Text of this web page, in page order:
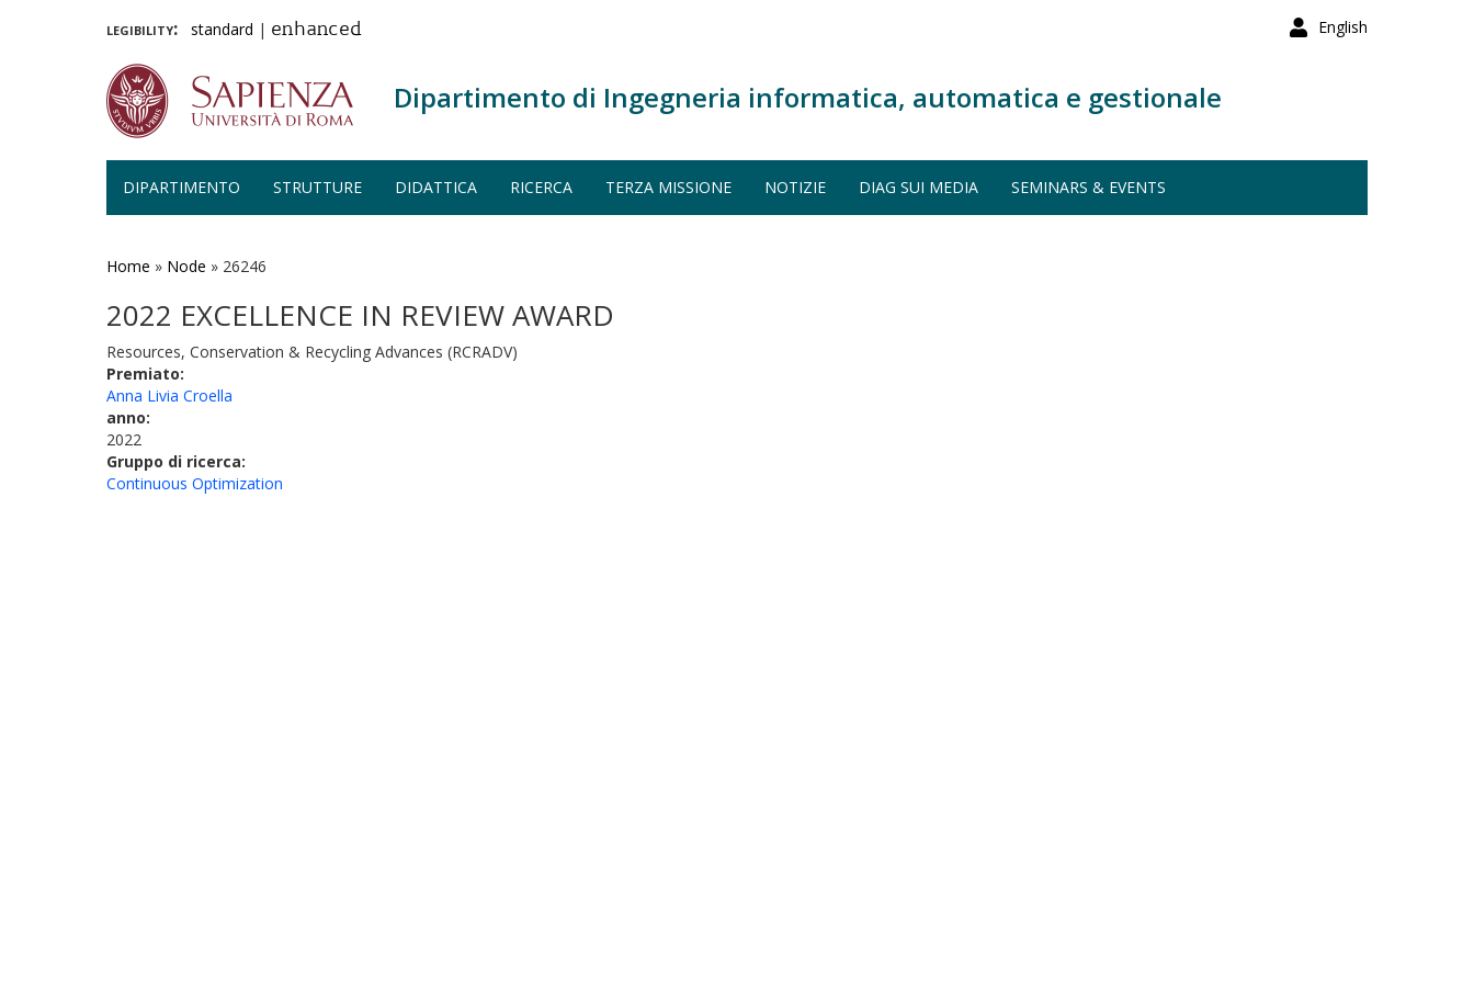
English
legibility: standard | enhanced
Dipartimento di Ingegneria informatica, automatica e gestionale
DIPARTIMENTO STRUTTURE DIDATTICA RICERCA TERZA MISSIONE NOTIZIE DIAG SUI MEDIA SEMINARS & EVENTS
Home » Node » 26246
2022 EXCELLENCE IN REVIEW AWARD
Resources, Conservation & Recycling Advances (RCRADV)
Premiato:
Anna Livia Croella
anno:
2022
Gruppo di ricerca:
Continuous Optimization